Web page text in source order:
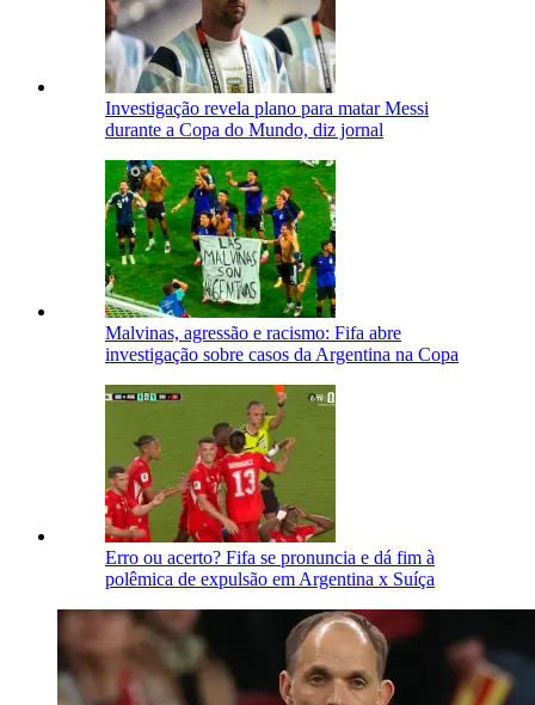
Investigação revela plano para matar Messi
durante a Copa do Mundo, diz jornal
Malvinas, agressão e racismo: Fifa abre
investigação sobre casos da Argentina na Copa
Erro ou acerto? Fifa se pronuncia e dá fim à
polêmica de expulsão em Argentina x Suíça